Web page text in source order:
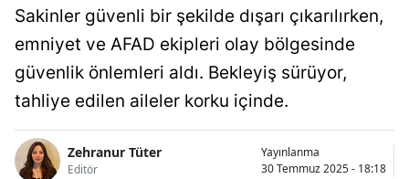
Sakinler güvenli bir şekilde dışarı çıkarılırken,
emniyet ve AFAD ekipleri olay bölgesinde
güvenlik önlemleri aldı. Bekleyiş sürüyor,
tahliye edilen aileler korku içinde.
Zehranur Tüter
Editör
Yayınlanma
30 Temmuz 2025 - 18:18